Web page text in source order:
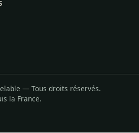
— Tous droits réservés.
la France.